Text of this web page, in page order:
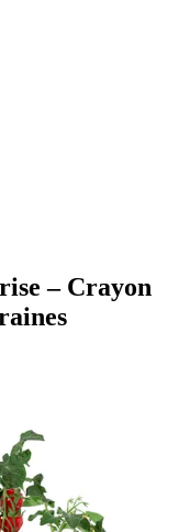
– Crayon